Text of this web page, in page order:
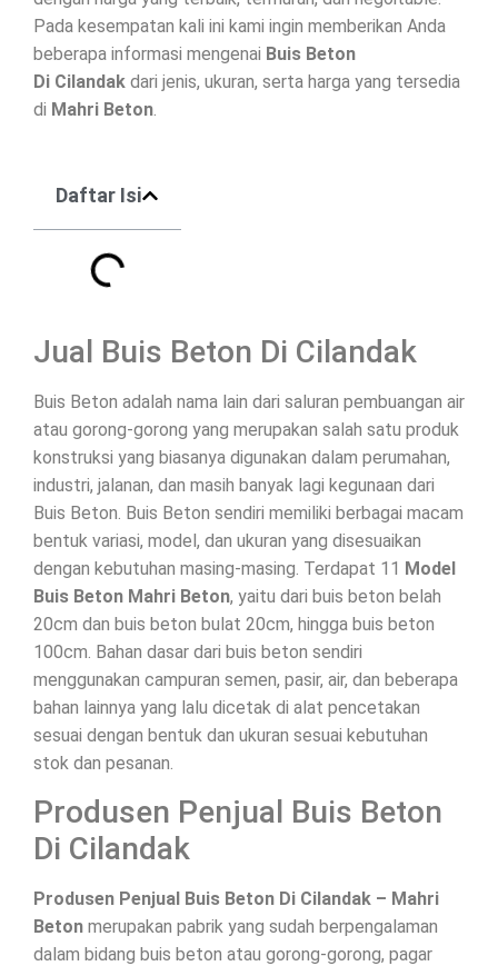
Pada kesempatan kali ini kami ingin memberikan Anda
beberapa informasi mengenai Buis Beton
Di Cilandak dari jenis, ukuran, serta harga yang tersedia
di Mahri Beton
Daftar Isi
Jual Buis Beton Di Cilandak
Buis Beton adalah nama lain dari saluran pembuangan air
atau gorong-gorong yang merupakan salah satu produk
konstruksi yang biasanya digunakan dalam perumahan,
industri, jalanan, dan masih banyak lagi kegunaan dari
Buis Beton. Buis Beton sendiri memiliki berbagai macam
bentuk variasi, model, dan ukuran yang disesuaikan
dengan kebutuhan masing-masing. Terdapat 11 Model
Buis Beton Mahri Beton, yaitu dari buis beton belah
20cm dan buis beton bulat 20cm, hingga buis beton
100cm. Bahan dasar dari buis beton sendiri
menggunakan campuran semen, pasir, air, dan beberapa
bahan lainnya yang lalu dicetak di alat pencetakan
sesuai dengan bentuk dan ukuran sesuai kebutuhan
stok dan pesanan.
Produsen Penjual Buis Beton
Di Cilandak
Produsen Penjual Buis Beton Di Cilandak – Mahri
Beton merupakan pabrik yang sudah berpengalaman
dalam bidang buis beton atau gorong-gorong, pagar